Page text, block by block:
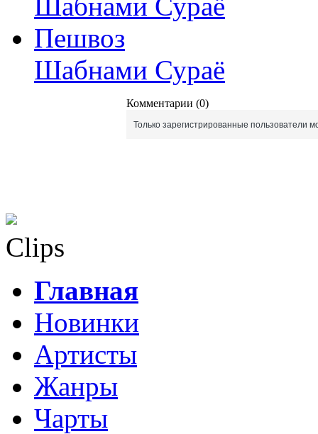
Пешвоз
Шабнами Сураё
Комментарии (0)
Только зарегистрированные пользователи
Clips
Главная
Новинки
Артисты
Жанры
Чарты